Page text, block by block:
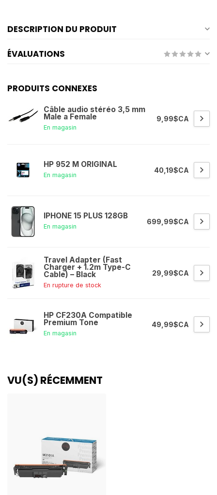
DESCRIPTION DU PRODUIT
ÉVALUATIONS
PRODUITS CONNEXES
Câble audio stéréo 3,5 mm
Male a Female
En magasin
9,99$CA
HP 952 M ORIGINAL
En magasin
40,19$CA
IPHONE 15 PLUS 128GB
En magasin
699,99$CA
Travel Adapter (Fast
Charger + 1.2m Type-C
Cable) – Black
En rupture de stock
29,99$CA
HP CF230A Compatible
Premium Tone
En magasin
49,99$CA
VU(S) RÉCEMMENT